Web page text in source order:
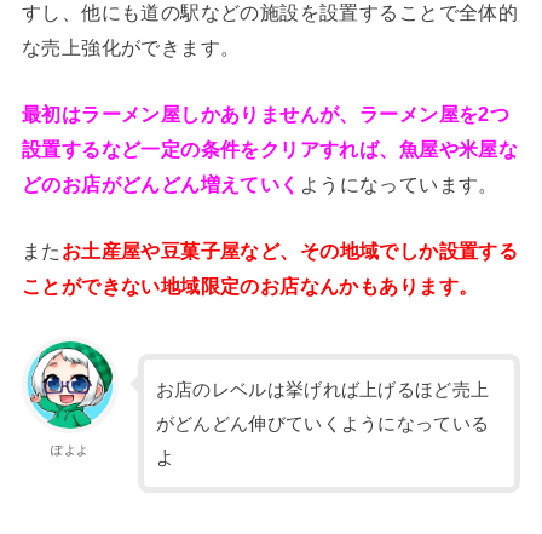
すし、他にも道の駅などの施設を設置することで全体的
な売上強化ができます。
最初はラーメン屋しかありませんが、ラーメン屋を2つ
設置するなど一定の条件をクリアすれば、魚屋や米屋な
どのお店がどんどん増えていく ようになっています。
また お土産屋や豆菓子屋など、その地域でしか設置する
ことができない地域限定のお店なんかもあります。
ぽよよ
お店のレベルは挙げれば上げるほど売上
がどんどん伸びていくようになっている
よ